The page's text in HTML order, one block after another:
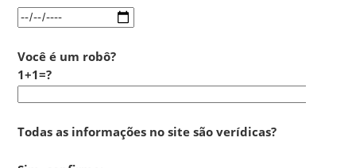
Você é um robô?
1+1=?
Todas as informações no site são verídicas?